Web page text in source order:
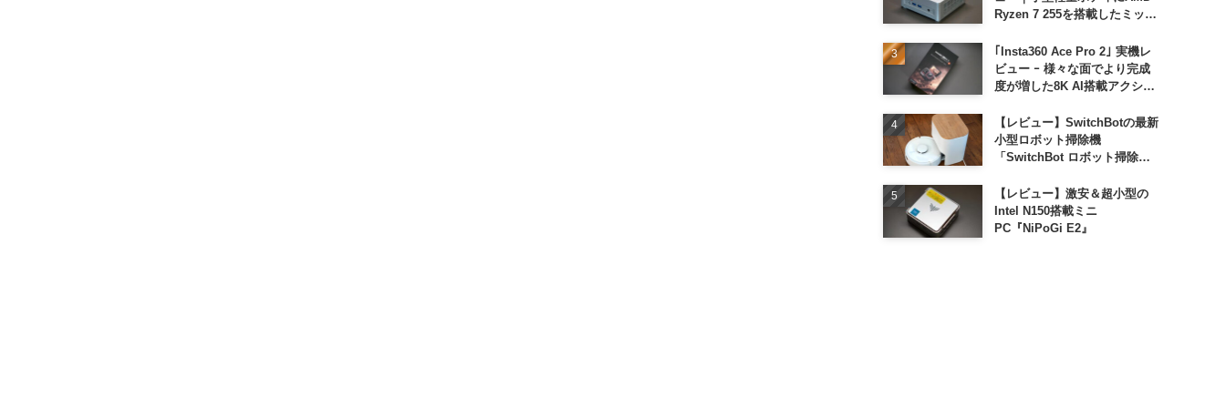
Ryzen 7 255を搭載したミッド
｢Insta360 Ace Pro 2｣ 実機レ
ビュー ｰ 様々な面でより完成
度が増した8K AI搭載アクショ
【レビュー】SwitchBotの最新
小型ロボット掃除機
「SwitchBot ロボット掃除機
【レビュー】激安＆超小型の
Intel N150搭載ミニ
PC『NiPoGi E2』